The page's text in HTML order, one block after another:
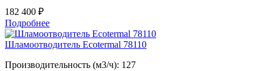
182 400 ₽
Подробнее
Шламоотводитель Ecotermal 78110
Производительность (м3/ч): 127